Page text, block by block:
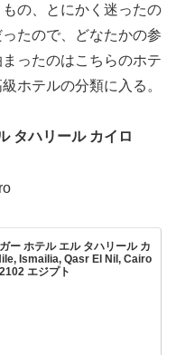
の、とにかく迷ったの
たので、どなたかの参
ったのはこちらのホテ
ホテルの分類に入る。
タハリール カイロ
ー ホテル エル タハリール カ
Ismailia, Qasr El Nil, Cairo
エジプト